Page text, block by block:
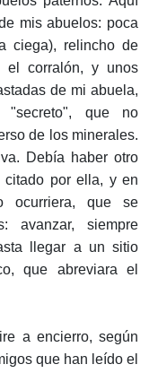
mis abuelos: poca
ciega), relincho de
el corralón, y unos
de mi abuela,
"secreto", que no
de los minerales.
Debía haber otro
citado por ella, y en
ocurriera, que se
avanzar, siempre
llegar a un sitio
que abreviara el
a encierro, según
que han leído el